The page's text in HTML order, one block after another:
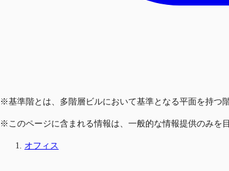
※基準階とは、多階層ビルにおいて基準となる平面を持つ
※このページに含まれる情報は、一般的な情報提供のみを
オフィス